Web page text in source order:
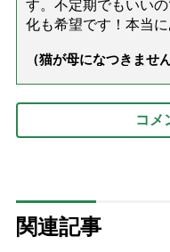
す。不定期でもいい
化も希望です！本当
（猫が母になつきませ
コメ
関連記事